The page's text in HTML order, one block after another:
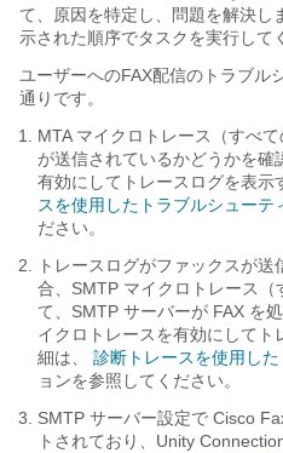
て、原因を特定し、問題を解決し
示された順序でタスクを実行して
ユーザーへのFAX配信のトラブル
通りです。
MTA マイクロトレース（すべ
が送信されているかどうかを
有効にしてトレースログを表示
スを使用したトラブルシューテ
ださい。
トレースログがファックスが
合、SMTP マイクロトレース（
て、SMTP サーバーが FAX を
イクロトレースを有効にして
細は、 診断トレースを使用し
ョンを参照してください。
SMTP サーバー設定で Cisco
トされており、Unity